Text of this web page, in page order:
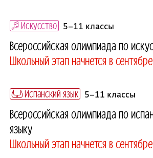
Искусство 5–11 классы
Всероссийская олимпиада по
Школьный этап начнется в сентябре
Испанский язык 5–11 классы
Всероссийская олимпиада по
языку
Школьный этап начнется в сентябре